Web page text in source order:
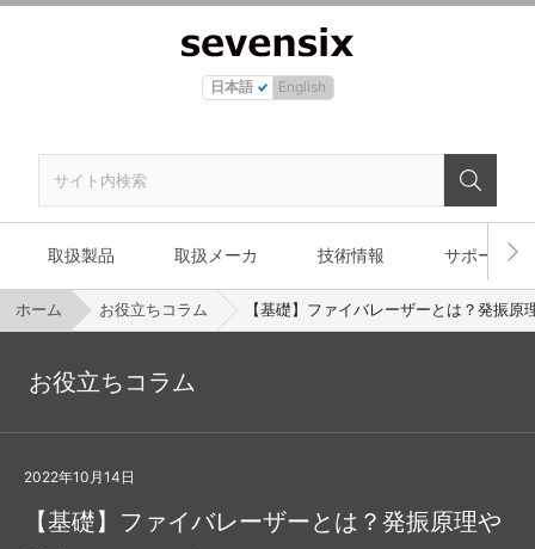
日本語 English
取扱製品 取扱メーカ 技術情報 サポート
ホーム お役立ちコラム 【基礎】ファイバレーザーとは？発振原
お役立ちコラム
【基礎】ファイバレーザーとは？発振原理や
2022年10月14日